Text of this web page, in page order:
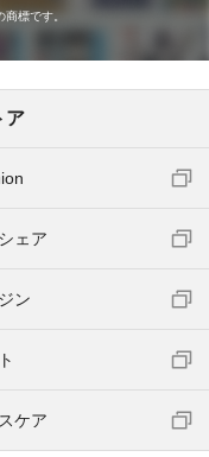
標です。
ア
ェア
ン
ケア